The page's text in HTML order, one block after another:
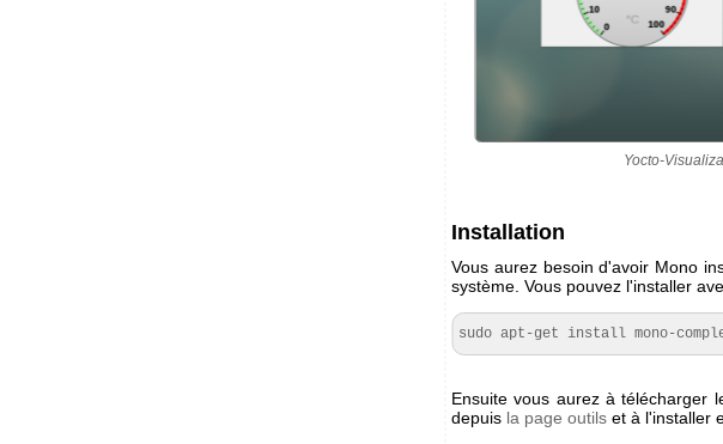
Yocto-
Installation
Vous aurez besoin d'avoir Mono
système. Vous pouvez l'installer
sudo apt-get install mono-
Ensuite vous aurez à télécharger
depuis la page outils et à l'installer